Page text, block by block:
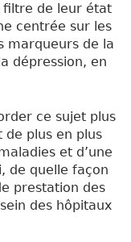
filtre de leur état
centrée sur les
marqueurs de la
dépression, en
ce sujet plus
plus en plus
et d’une
de quelle façon
prestation des
des hôpitaux